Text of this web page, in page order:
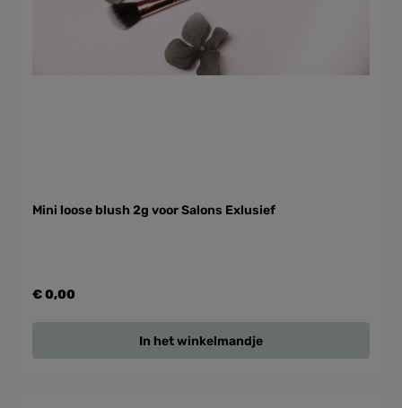
Mini loose blush 2g voor Salons Exlusief
€ 0,00
In het winkelmandje